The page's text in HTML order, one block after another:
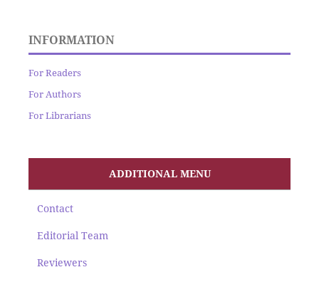
INFORMATION
For Readers
For Authors
For Librarians
ADDITIONAL MENU
Contact
Editorial Team
Reviewers